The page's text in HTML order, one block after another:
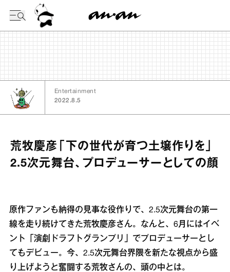
Entertainment
2022.8.5
荒牧慶彦「下の世代が育つ土壌作りを」
2.5次元舞台、プロデューサーとしての顔
原作ファンも納得の見事な役作りで、2.5次元舞台の第一
線を走り続けてきた荒牧慶彦さん。なんと、6月にはイベ
ント「演劇ドラフトグランプリ」でプロデューサーとし
てもデビュー。今、2.5次元舞台界隈を新たな視点から盛
り上げようと奮闘する荒牧さんの、頭の中とは。